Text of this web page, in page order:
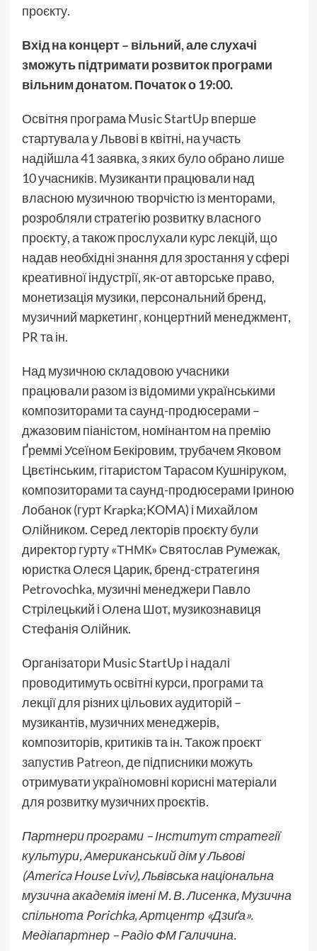
проєкту.
Вхід на концерт – вільний, але слухачі
зможуть підтримати розвиток програми
вільним донатом. Початок о 19:00.
Освітня програма Music StartUp вперше
стартувала у Львові в квітні, на участь
надійшла 41 заявка, з яких було обрано лише
10 учасників. Музиканти працювали над
власною музичною творчістю із менторами,
розробляли стратегію розвитку власного
проєкту, а також прослухали курс лекцій, що
надав необхідні знання для зростання у сфері
креативної індустрії, як-от авторське право,
монетизація музики, персональний бренд,
музичний маркетинг, концертний менеджмент,
PR та ін.
Над музичною складовою учасники
працювали разом із відомими українськими
композиторами та саунд-продюсерами –
джазовим піаністом, номінантом на премію
Ґреммі Усеїном Бекіровим, трубачем Яковом
Цвєтінським, гітаристом Тарасом Кушніруком,
композиторами та саунд-продюсерами Іриною
Лобанок (гурт Krapka;KOMA) і Михайлом
Олійником. Серед лекторів проєкту були
директор гурту «ТНМК» Святослав Румежак,
юристка Олеся Царик, бренд-стратегиня
Petrovochka, музичні менеджери Павло
Стрілецький і Олена Шот, музикознавиця
Стефанія Олійник.
Організатори Music StartUp і надалі
проводитимуть освітні курси, програми та
лекції для різних цільових аудиторій –
музикантів, музичних менеджерів,
композиторів, критиків та ін. Також проєкт
запустив Patreon, де підписники можуть
отримувати україномовні корисні матеріали
для розвитку музичних проєктів.
Партнери програми – Інститут стратегії
культури, Американський дім у Львові
(America House Lviv), Львівська національна
музична академія імені М. В. Лисенка, Музична
спільнота Porichka, Артцентр «Дзиґа».
Медіапартнер – Радіо ФМ Галичина.